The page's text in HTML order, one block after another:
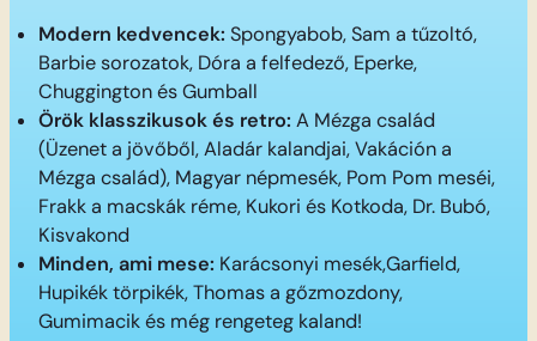
Modern kedvencek: Spongyabob, Sam a tűzoltó,
Barbie sorozatok, Dóra a felfedező, Eperke,
Chuggington és Gumball
Örök klasszikusok és retro: A Mézga család
(Üzenet a jövőből, Aladár kalandjai, Vakáción a
Mézga család), Magyar népmesék, Pom Pom meséi,
Frakk a macskák réme, Kukori és Kotkoda, Dr. Bubó,
Kisvakond
Minden, ami mese: Karácsonyi mesék,Garfield,
Hupikék törpikék, Thomas a gőzmozdony,
Gumimacik és még rengeteg kaland!